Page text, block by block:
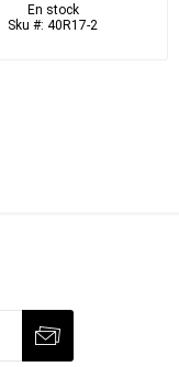
En stock
Sku #: 40R17-2